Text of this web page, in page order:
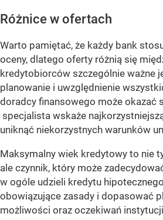
Różnice w ofertach
Warto pamiętać, że każdy bank
oceny, dlatego oferty różnią się
kredytobiorców szczególnie ważne
planowanie i uwzględnienie
doradcy finansowego może okazać
specjalista wskaże
uniknąć niekorzystnych warunków
Maksymalny wiek kredytowy to nie
ale czynnik, który może
w ogóle udzieli kredytu
obowiązujące zasady i dopasować
możliwości oraz oczekiwań